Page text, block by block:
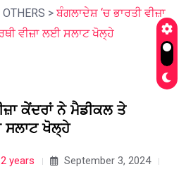
OTHERS >ਬੰਗਲਾਦੇਸ਼ ‘ਚ ਭਾਰਤੀ ਵੀਜ਼ਾ
ਵੀਜ਼ਾ ਲਈ ਸਲਾਟ ਖੋਲ੍ਹੇ
ਕੇਂਦਰਾਂ ਨੇ ਮੈਡੀਕਲ ਤੇ
ਸਲਾਟ ਖੋਲ੍ਹੇ
2 years
September 3, 2024